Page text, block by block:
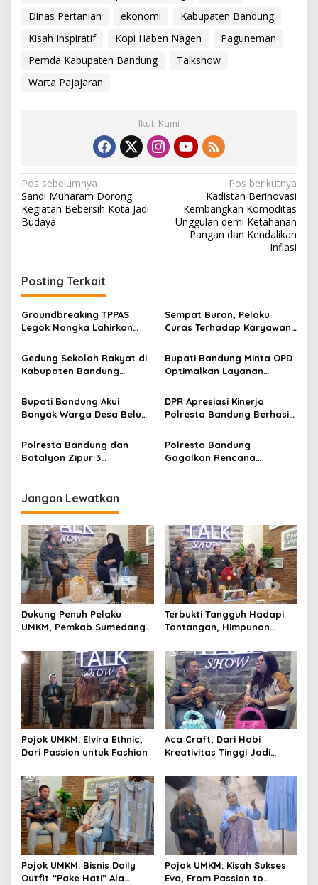
Dinas Pertanian
ekonomi
Kabupaten Bandung
Kisah Inspiratif
Kopi Haben Nagen
Paguneman
Pemda Kabupaten Bandung
Talkshow
Warta Pajajaran
Ikuti Kami
N
a
v
a
s
i
o
Pos sebelumnya
Sandi Muharam Dorong
Kegiatan Bebersih Kota Jadi
Budaya
Pos berikutnya
Kadistan Berinovasi
Kembangkan Komoditas
Unggulan demi Ketahanan
Pangan dan Kendalikan
Inflasi
Posting Terkait
Groundbreaking TPPAS
Legok Nangka Lahirkan
Penyelesaian Sampah
Bandung Raya
Sempat Buron, Pelaku
Curas Terhadap Karyawan
Ditangkap Polisi
Gedung Sekolah Rakyat di
Kabupaten Bandung
Siap Tampung Dua Ribu
Siswa
Bupati Bandung Minta OPD
Optimalkan Layanan
Masyarakat Soal
Kekeringan
Bupati Bandung Akui
Banyak Warga Desa Belum
Koperasi Merah Putih
DPR Apresiasi Kinerja
Polresta Bandung Berhasil
Perkara dan Sita Jutaan
Narkoba
Polresta Bandung dan
Batalyon Zipur 3
Kondusifitas Wilayah
Polresta Bandung
Gagalkan Rencana
Jangan Lewatkan
Dukung Penuh Pelaku
UMKM, Pemkab Sumedang
Unik
Terbukti Tangguh Hadapi
Tantangan, Himpunan
Berinovasi
Pojok UMKM: Elvira Ethnic,
Dari Passion untuk Fashion
Aca Craft, Dari Hobi
Kreativitas Tinggi Jadi
Mumpuni
Pojok UMKM: Bisnis Daily
Outfit “Pake Hati” Ala
Pojok UMKM: Kisah Sukses
Eva, From Passion to